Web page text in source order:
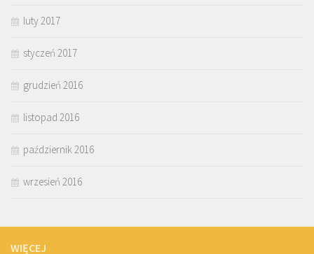
luty 2017
styczeń 2017
grudzień 2016
listopad 2016
październik 2016
wrzesień 2016
WIĘCEJ